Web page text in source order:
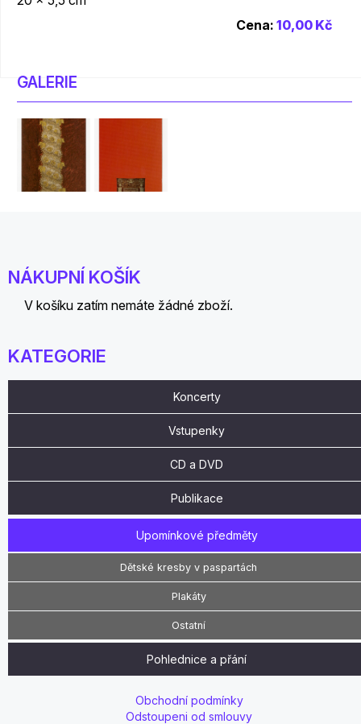
Cena: 10,00 Kč
GALERIE
NÁKUPNÍ KOŠÍK
V košíku zatím nemáte žádné zboží.
KATEGORIE
Koncerty
Vstupenky
CD a DVD
Publikace
Upomínkové předměty
Dětské kresby v paspartách
Plakáty
Ostatní
Pohlednice a přání
Obchodní podmínky
Odstoupeni od smlouvy